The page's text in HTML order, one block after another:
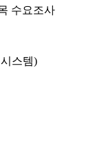
수요조사
스템)